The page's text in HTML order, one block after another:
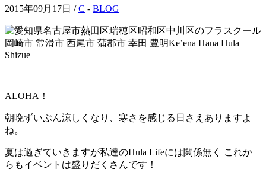
2015年09月17日 /C - BLOG
ALOHA！
朝晩ずいぶん涼しくなり、寒さを感じる日さえありますよ
ね。
夏は過ぎていきますが私達のHula Lifeには関係無く これか
らもイベントは盛りだくさんです！